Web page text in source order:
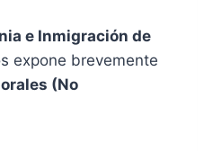
e Inmigración de
expone brevemente
(No